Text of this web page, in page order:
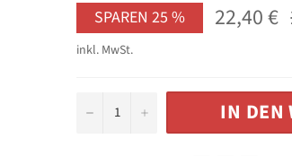
SPAREN25 % 22,40 €
inkl. MwSt.
− + IN DEN